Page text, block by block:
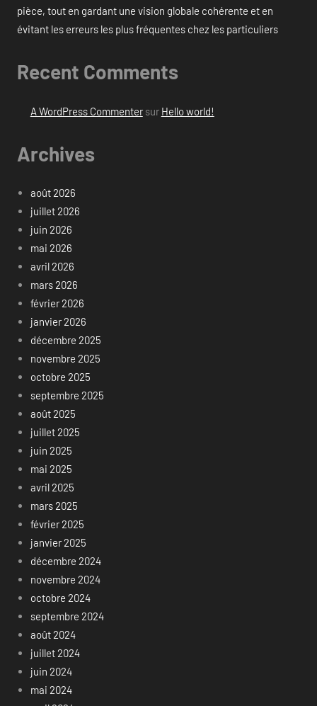
pièce, tout en gardant une vision globale cohérente et en
évitant les erreurs les plus fréquentes chez les particuliers
Recent Comments
A WordPress Commentersur Hello world!
Archives
août 2026
juillet 2026
juin 2026
mai 2026
avril 2026
mars 2026
février 2026
janvier 2026
décembre 2025
novembre 2025
octobre 2025
septembre 2025
août 2025
juillet 2025
juin 2025
mai 2025
avril 2025
mars 2025
février 2025
janvier 2025
décembre 2024
novembre 2024
octobre 2024
septembre 2024
août 2024
juillet 2024
juin 2024
mai 2024